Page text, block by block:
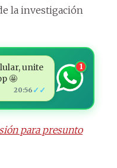
la investigación
unite
🤩
20:56 ✓✓
1
para presunto